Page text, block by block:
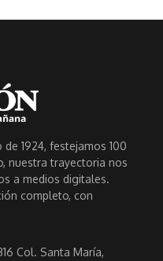
1924, festejamos 100
nuestra trayectoria nos
a medios digitales.
completo, con
Col. Santa María,